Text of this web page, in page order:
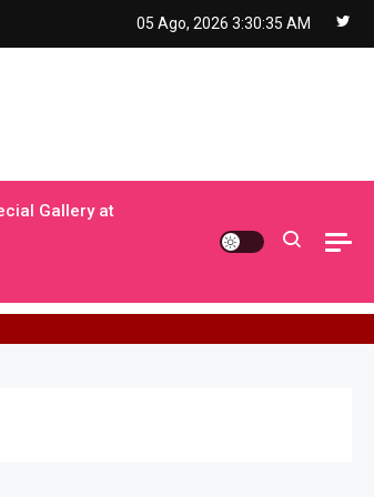
05 Ago, 2026 3:30:36 AM
Gallery at